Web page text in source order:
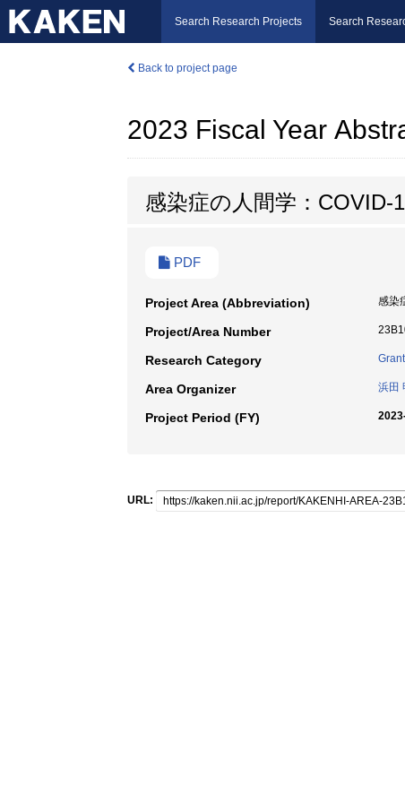
Search Research Projects Search
Back to project page
2023 Fiscal Year
感染症の人間学：COVID-
PDF
Project Area (Abbreviation) 感染
Project/Area Number
Research Category
Area Organizer 浜田
Project Period (FY)
URL: